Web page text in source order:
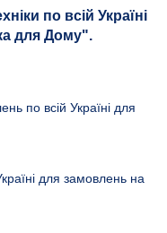
по всій Україні для
для замовлень на